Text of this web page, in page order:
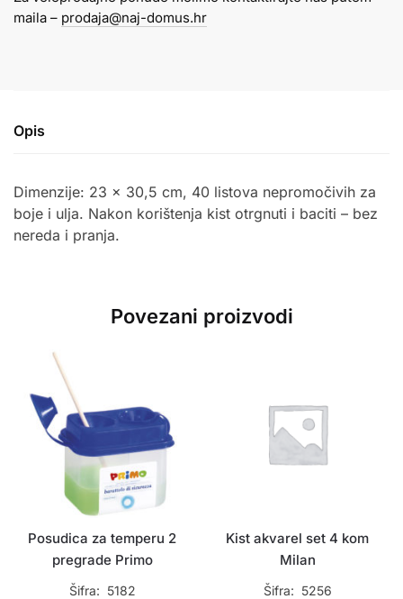
40
listova
maila – prodaja@naj-domus.hr
Opis
Dimenzije: 23 x 30,5 cm, 40 listova nepromočivih za
boje i ulja. Nakon korištenja kist otrgnuti i baciti – bez
nereda i pranja.
Povezani proizvodi
Posudica za temperu 2
pregrade Primo
Šifra: 5182
Kist akvarel set 4 kom
Milan
Šifra: 5256